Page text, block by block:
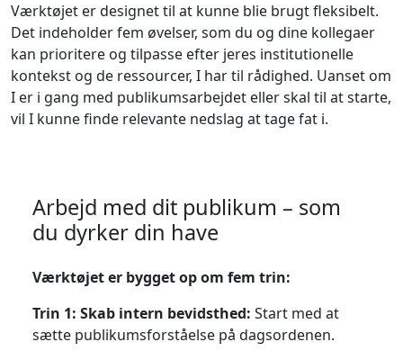
Værktøjet er designet til at kunne blie brugt fleksibelt.
Det indeholder fem øvelser, som du og dine kollegaer
kan prioritere og tilpasse efter jeres institutionelle
kontekst og de ressourcer, I har til rådighed. Uanset om
I er i gang med publikumsarbejdet eller skal til at starte,
vil I kunne finde relevante nedslag at tage fat i.
Arbejd med dit publikum – som
du dyrker din have
Værktøjet er bygget op om fem trin:
Trin 1: Skab intern bevidsthed: Start med at
sætte publikumsforståelse på dagsordenen.